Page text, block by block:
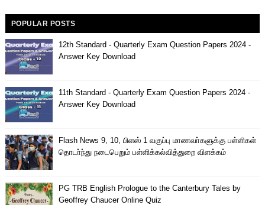
POPULAR POSTS
12th Standard - Quarterly Exam Question Papers 2024 -
Answer Key Download
11th Standard - Quarterly Exam Question Papers 2024 -
Answer Key Download
Flash News 9, 10, பிளஸ் 1 வகுப்பு மாணவா்களுக்கு பள்ளிகள்
தொடா்ந்து நடைபெறும் பள்ளிக்கல்வித்துறை விளக்கம்
PG TRB English Prologue to the Canterbury Tales by
Geoffrey Chaucer Online Quiz